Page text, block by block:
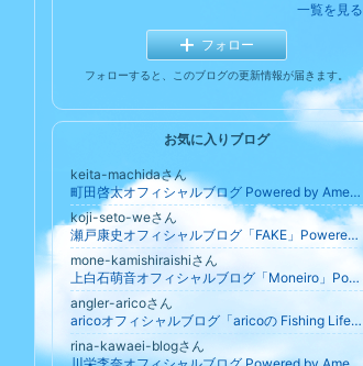
一覧を見る
フォロー
フォローすると、このブログの更新情報が届きます。
お気に入りブログ
keita-machidaさん
町田啓太オフィシャルブログ Powered by Ameba
koji-seto-weさん
瀬戸康史オフィシャルブログ「FAKE」Powered by Ameba
mone-kamishiraishiさん
上白石萌音オフィシャルブログ「Moneiro」Powered by Ameba
angler-aricoさん
aricoオフィシャルブログ「aricoの Fishing Life」Powered by Ameba
rina-kawaei-blogさん